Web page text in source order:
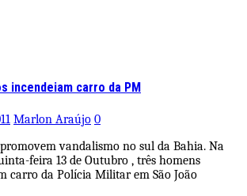
incendeiam carro da PM
Marlon Araújo 0
vandalismo no sul da Bahia. Na
feira 13 de Outubro , três homens
carro da Polícia Militar em São João